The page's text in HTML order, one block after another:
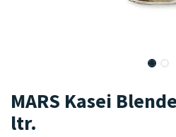
MARS Kasei
ltr.